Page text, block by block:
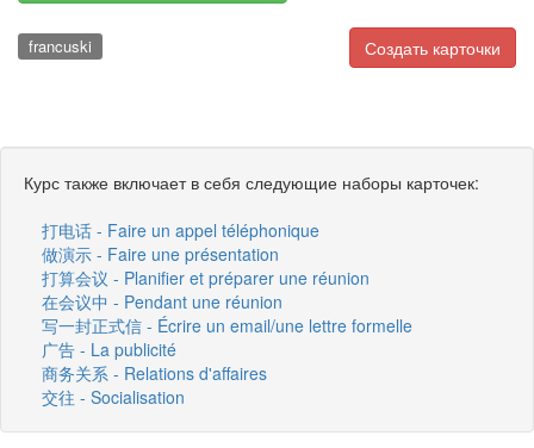
Создать карточки
francuski
Курс также включает в себя следующие наборы карточек:
打电话 - Faire un appel téléphonique
做演示 - Faire une présentation
打算会议 - Planifier et préparer une réunion
在会议中 - Pendant une réunion
写一封正式信 - Écrire un email/une lettre formelle
广告 - La publicité
商务关系 - Relations d'affaires
交往 - Socialisation